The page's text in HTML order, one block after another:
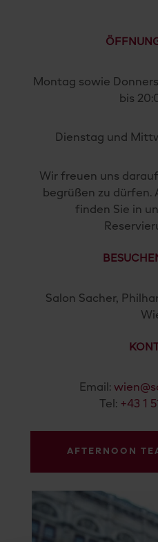
Montag sowie
bis 20:
Dienstag und
Wir freuen uns
begrüßen zu dürfen.
finden Sie in
Salon Sacher,
Email:
Tel: +43 1
AFTERNOON